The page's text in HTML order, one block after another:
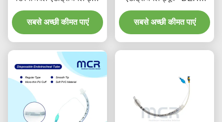
डीईएचपी मुक्त
सबसे अच्छी कीमत पाएं
मुक्त पारदर्शी पीवीसी पांच साल
की गुणवत्ता गारंटी के लिए
सबसे अच्छी कीमत पाएं